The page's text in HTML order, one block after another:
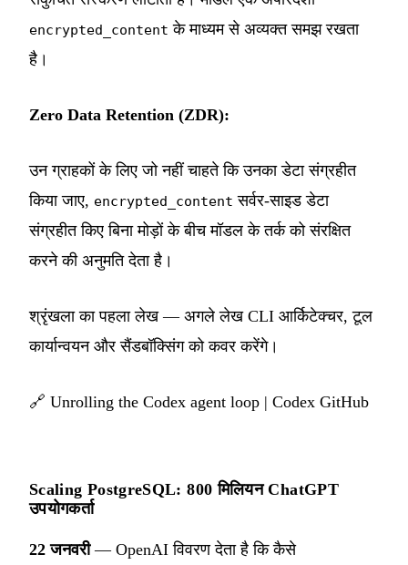
encrypted_content के माध्यम से अव्यक्त समझ रखता
है।
Zero Data Retention (ZDR):
उन ग्राहकों के लिए जो नहीं चाहते कि उनका डेटा संग्रहीत
किया जाए, encrypted_content सर्वर-साइड डेटा
संग्रहीत किए बिना मोड़ों के बीच मॉडल के तर्क को संरक्षित
करने की अनुमति देता है।
श्रृंखला का पहला लेख — अगले लेख CLI आर्किटेक्चर, टूल
कार्यान्वयन और सैंडबॉक्सिंग को कवर करेंगे।
🔗 Unrolling the Codex agent loop | Codex GitHub
Scaling PostgreSQL: 800 मिलियन ChatGPT
उपयोगकर्ता
22 जनवरी— OpenAI विवरण देता है कि कैसे